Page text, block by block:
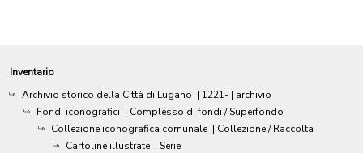
Inventario
Archivio storico della Città di Lugano | 1221- | archivio
Fondi iconografici | Complesso di fondi / Superfondo
Collezione iconografica comunale | Collezione / Raccolta
Cartoline illustrate | Serie